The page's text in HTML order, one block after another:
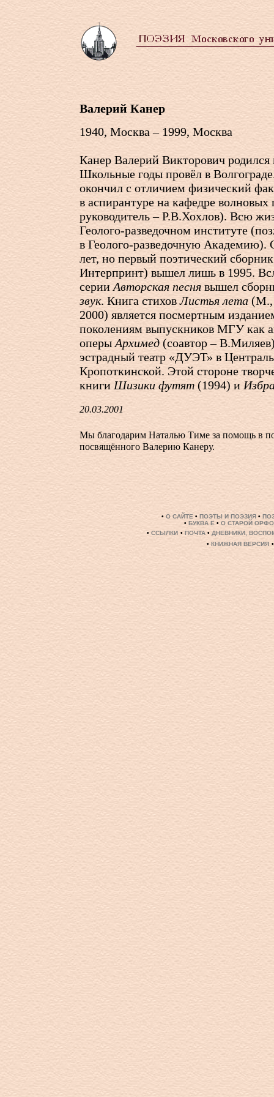
Валерий Канер
1940, Москва – 1999, Москва
Канер Валерий Викторович
Школьные годы провёл в
окончил с отличием физический
в аспирантуре на кафедре
руководитель – Р.В.Хохлов). Всю
Геолого-разведочном институте
в Геолого-разведочную
лет, но первый поэтический
Интерпринт) вышел лишь в 1995.
серии Авторская песня вышел
звук. Книга стиховЛистья лета (М.,
2000) является посмертным
поколениям выпускников МГУ как
оперы Архимед (соавтор –
эстрадный театр «ДУЭТ» в
Кропоткинской. Этой стороне
книги Шизики футят (1994) и
20.03.2001
Мы благодарим Наталью Тиме за помощь в
посвящённого Валерию Канеру.